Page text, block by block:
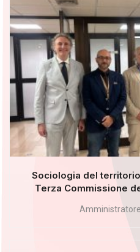
Sociologia del
Terza Commissione
Amministratore